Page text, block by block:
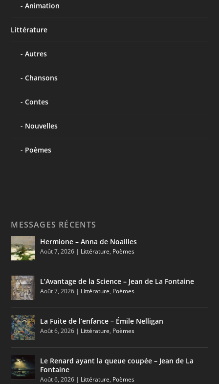
Animation
Littérature
Autres
Chansons
Contes
Nouvelles
Poèmes
MESSAGES RÉCENTS
Hermione – Anna de Noailles
Août 7, 2026 | Littérature, Poèmes
L’Avantage de la Science – Jean de La Fontaine
Août 7, 2026 | Littérature, Poèmes
La Fuite de l’enfance – Émile Nelligan
Août 6, 2026 | Littérature, Poèmes
Le Renard ayant la queue coupée – Jean de La
Fontaine
Août 6, 2026 | Littérature, Poèmes